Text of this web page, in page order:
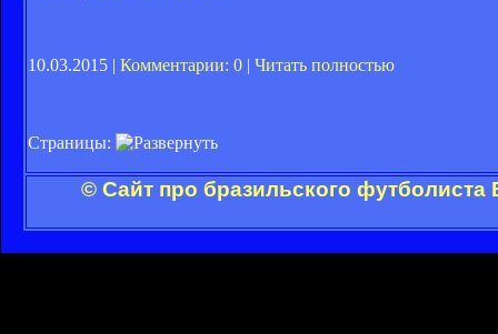
10.03.2015 | Комментарии: 0 | Читать полностью
Страницы:
© Сайт про бразильского